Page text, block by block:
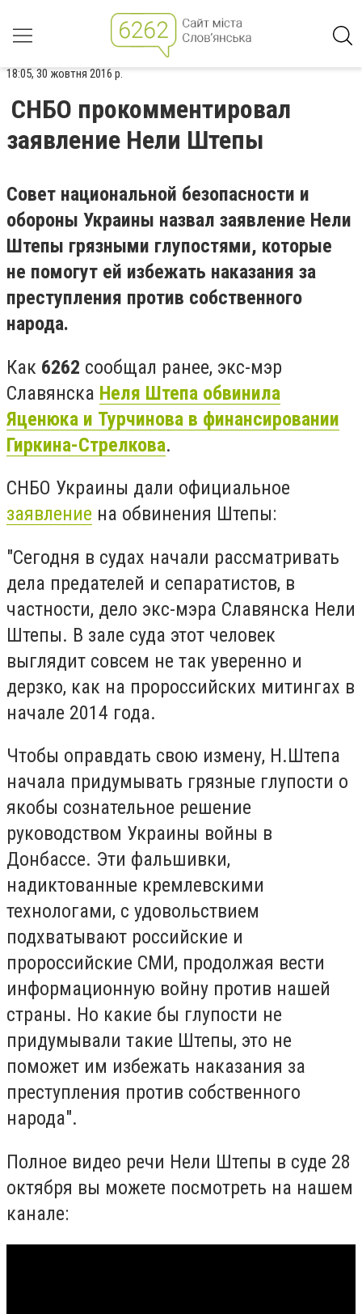
18:05, 30 жовтня 2016 р.
СНБО прокомментировал
заявление Нели Штепы
Совет национальной безопасности и
обороны Украины назвал заявление Нели
Штепы грязными глупостями, которые
не помогут ей избежать наказания за
преступления против собственного
народа.
Как 6262 сообщал ранее, экс-мэр
Славянска Неля Штепа обвинила
Яценюка и Турчинова в финансировании
Гиркина-Стрелкова.
СНБО Украины дали официальное
заявление на обвинения Штепы:
"Сегодня в судах начали рассматривать
дела предателей и сепаратистов, в
частности, дело экс-мэра Славянска Нели
Штепы. В зале суда этот человек
выглядит совсем не так уверенно и
дерзко, как на пророссийских митингах в
начале 2014 года.
Чтобы оправдать свою измену, Н.Штепа
начала придумывать грязные глупости о
якобы сознательное решение
руководством Украины войны в
Донбассе. Эти фальшивки,
надиктованные кремлевскими
технологами, с удовольствием
подхватывают российские и
пророссийские СМИ, продолжая вести
информационную войну против нашей
страны. Но какие бы глупости не
придумывали такие Штепы, это не
поможет им избежать наказания за
преступления против собственного
народа".
Полное видео речи Нели Штепы в суде 28
октября вы можете посмотреть на нашем
канале: